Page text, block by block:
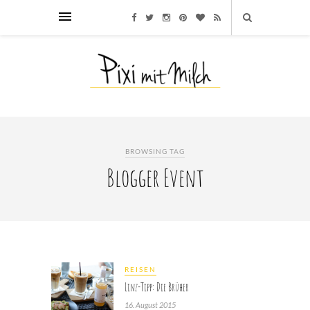
BROWSING TAG
Blogger Event
REISEN
Linz-Tipp: Die Brüher
16. August 2015